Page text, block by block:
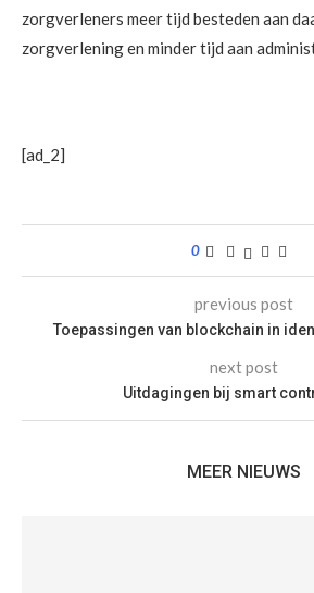
zorgverleners meer tijd besteden aan
zorgverlening en minder tijd aan
[ad_2]
0
previous post
Toepassingen van blockchain in
next post
Uitdagingen bij smart
MEER NIEUWS